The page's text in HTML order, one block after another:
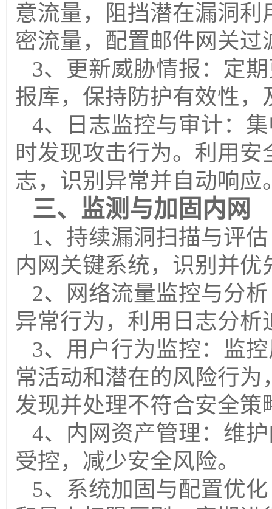
意流量，阻挡潜在漏洞
密流量，配置邮件网关
3、更新威胁情报： 定
报库，保持防护有效性
4、日志监控与审计：
时发现攻击行为。利用
志，识别异常并自动响应
三、监测与加固内网
1、持续漏洞扫描与评
内网关键系统，识别并优
2、网络流量监控与分
异常行为，利用日志分
3、用户行为监控： 监
常活动和潜在的风险行
发现并处理不符合安全策
4、内网资产管理： 维
受控，减少安全风险。
5、系统加固与配置优